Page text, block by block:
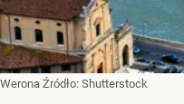
Werona Źródło: Shutterstock